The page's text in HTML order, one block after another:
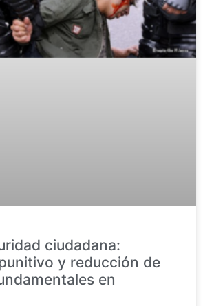
ciudadana:
y reducción de
en